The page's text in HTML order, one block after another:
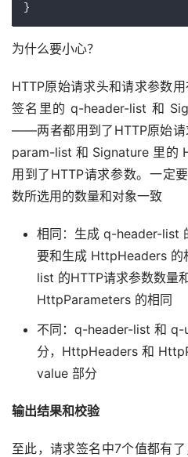
}
为什么要小心？
HTTP原始请求头和请求参数
签名里的 q-header-list 和
——两者都用到了HTTP原始
param-list 和 Signature 里
用到了HTTP请求参数。一定
数所选用的数量和对象一致
相同：生成 q-header-list
要和生成 HttpHeaders
list 的HTTP请求参数数量
HttpParameters 的相同
不同：q-header-list 和
分，HttpHeaders 和
value 部分
输出结果和校验
至此，请求签名中7个值都有